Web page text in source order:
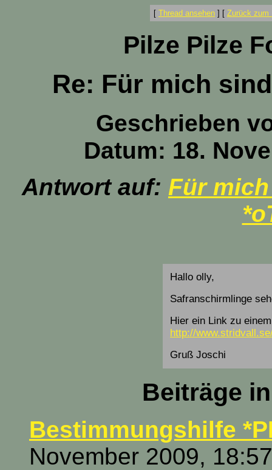
[ Thread ansehen ] [ Zurück zum
Pilze Pilze
Re: Für mich
Geschrieben
Datum: 18.
Antwort auf: Für
Hallo olly,
Safranschirmlinge
Hier ein Link zu
http://
Gruß Joschi
Beiträge
Bestimmungshilfe
November 2009,